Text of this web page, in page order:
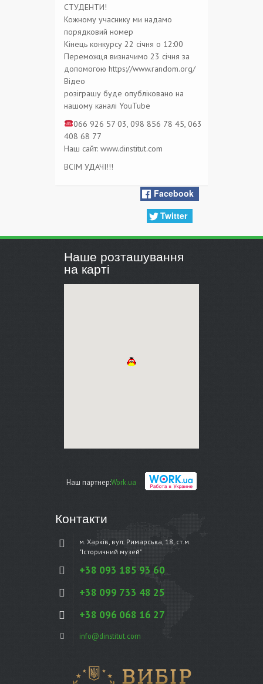
СТУДЕНТИ!
Кожному учаснику ми надамо
порядковий номер
Кінець конкурсу 22 січня о 12:00
Переможця визначимо 23 січня за
допомогою https://www.random.org/
Відео
розіграшу буде опубліковано на
нашому каналі YouTube
066 926 57 03, 098 856 78 45, 063
408 68 77
Наш сайт: www.dinstitut.com
ВСІМ УДАЧІ!!!
Facebook
Twitter
Наше розташування
на карті
Наш партнер:Work.ua
Контакти
м. Харків, вул. Римарська, 18, ст.м.
"Історичний музей"
+38 093 185 93 60
+38 099 733 48 25
+38 096 068 16 27
info@dinstitut.com